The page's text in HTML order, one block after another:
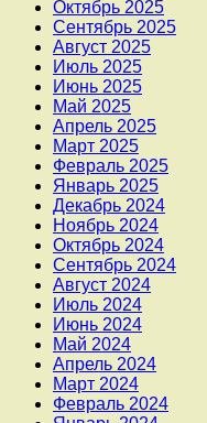
Октябрь 2025
Сентябрь 2025
Август 2025
Июль 2025
Июнь 2025
Май 2025
Апрель 2025
Март 2025
Февраль 2025
Январь 2025
Декабрь 2024
Ноябрь 2024
Октябрь 2024
Сентябрь 2024
Август 2024
Июль 2024
Июнь 2024
Май 2024
Апрель 2024
Март 2024
Февраль 2024